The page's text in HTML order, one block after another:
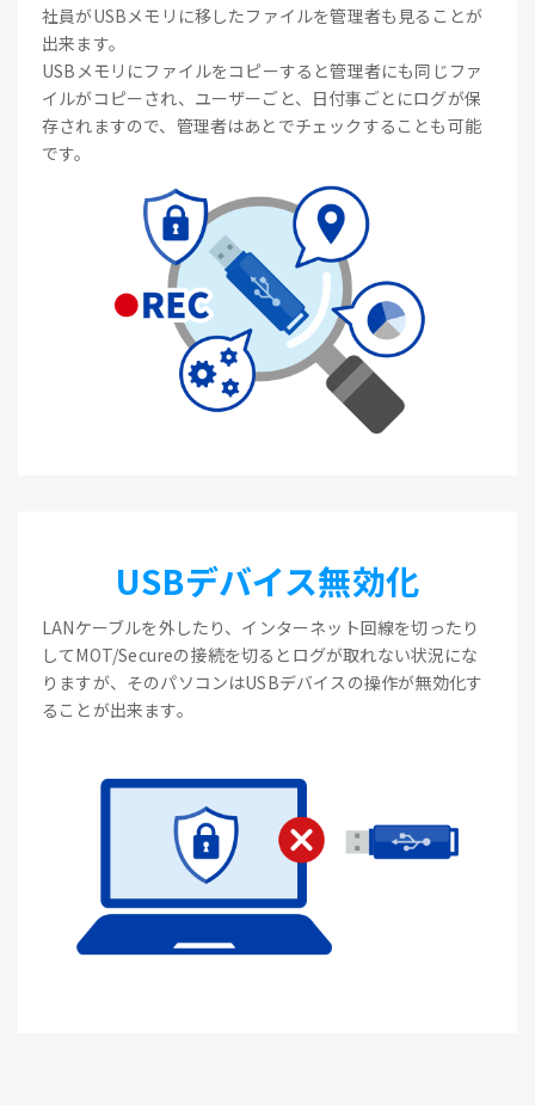
社員がUSBメモリに移したファイルを管理者も見ることが
出来ます。
USBメモリにファイルをコピーすると管理者にも同じファ
イルがコピーされ、ユーザーごと、日付事ごとにログが保
存されますので、管理者はあとでチェックすることも可能
です。
USBデバイス無効化
LANケーブルを外したり、インターネット回線を切ったり
してMOT/Secureの接続を切るとログが取れない状況にな
りますが、そのパソコンはUSBデバイスの操作が無効化す
ることが出来ます。